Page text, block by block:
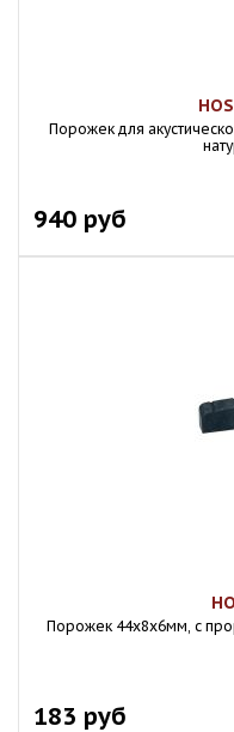
Порожек для
940 руб
Порожек 44х8х6мм, с
183 руб